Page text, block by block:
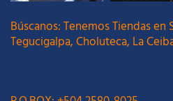
Búscanos: Tenemos Tiendas en
Tegucigalpa, Choluteca, La